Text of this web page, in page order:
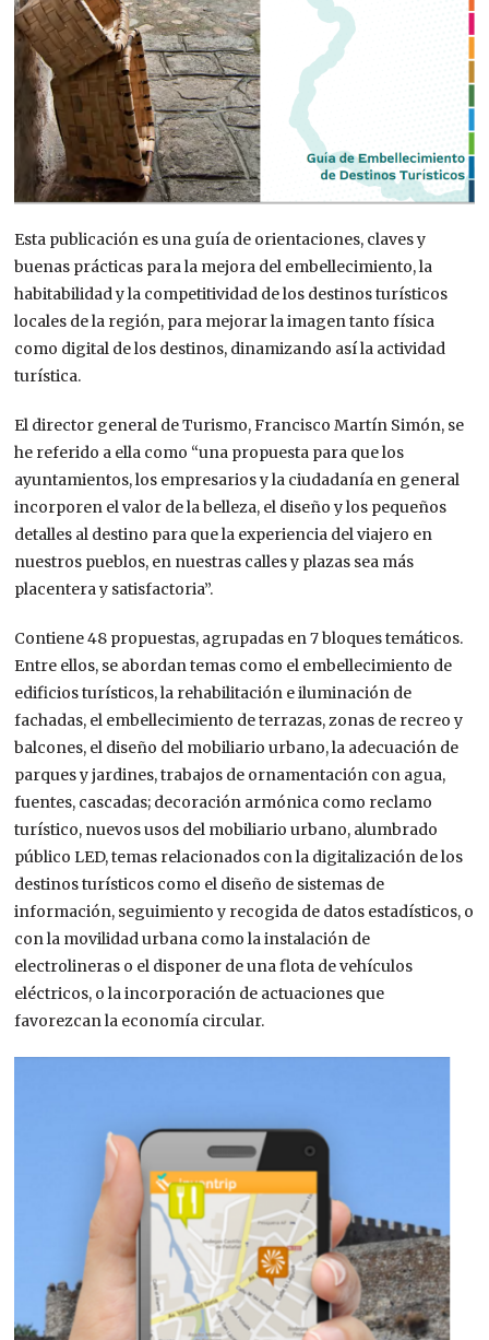
Esta publicación es una guía de orientaciones, claves y
buenas prácticas para la mejora del embellecimiento, la
habitabilidad y la competitividad de los destinos turísticos
locales de la región, para mejorar la imagen tanto física
como digital de los destinos, dinamizando así la actividad
turística.
El director general de Turismo, Francisco Martín Simón, se
he referido a ella como “una propuesta para que los
ayuntamientos, los empresarios y la ciudadanía en general
incorporen el valor de la belleza, el diseño y los pequeños
detalles al destino para que la experiencia del viajero en
nuestros pueblos, en nuestras calles y plazas sea más
placentera y satisfactoria”.
Contiene 48 propuestas, agrupadas en 7 bloques temáticos.
Entre ellos, se abordan temas como el embellecimiento de
edificios turísticos, la rehabilitación e iluminación de
fachadas, el embellecimiento de terrazas, zonas de recreo y
balcones, el diseño del mobiliario urbano, la adecuación de
parques y jardines, trabajos de ornamentación con agua,
fuentes, cascadas; decoración armónica como reclamo
turístico, nuevos usos del mobiliario urbano, alumbrado
público LED, temas relacionados con la digitalización de los
destinos turísticos como el diseño de sistemas de
información, seguimiento y recogida de datos estadísticos, o
con la movilidad urbana como la instalación de
electrolineras o el disponer de una flota de vehículos
eléctricos, o la incorporación de actuaciones que
favorezcan la economía circular.